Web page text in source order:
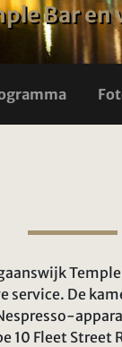
Bar
De
10 Fleet